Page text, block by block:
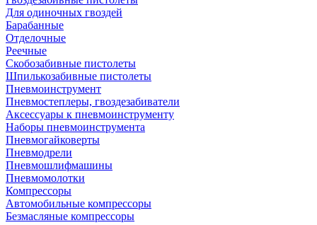
Для одиночных гвоздей
Барабанные
Отделочные
Реечные
Скобозабивные пистолеты
Шпилькозабивные пистолеты
Пневмоинструмент
Пневмостеплеры, гвоздезабиватели
Аксессуары к пневмоинструменту
Наборы пневмоинструмента
Пневмогайковерты
Пневмодрели
Пневмошлифмашины
Пневмомолотки
Компрессоры
Автомобильные компрессоры
Безмасляные компрессоры